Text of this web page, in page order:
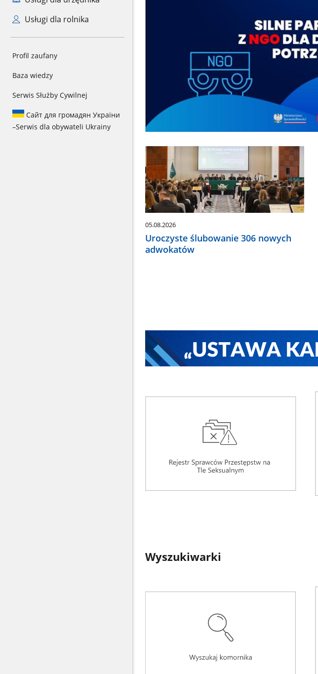
Usługi dla rolnika
Profil zaufany
Baza wiedzy
Serwis Służby Cywilnej
Сайт для громадян України
–Serwis dla obywateli Ukrainy
05.08.2026
Uroczyste ślubowanie 306 nowych
adwokatów
Wyszukiwarki